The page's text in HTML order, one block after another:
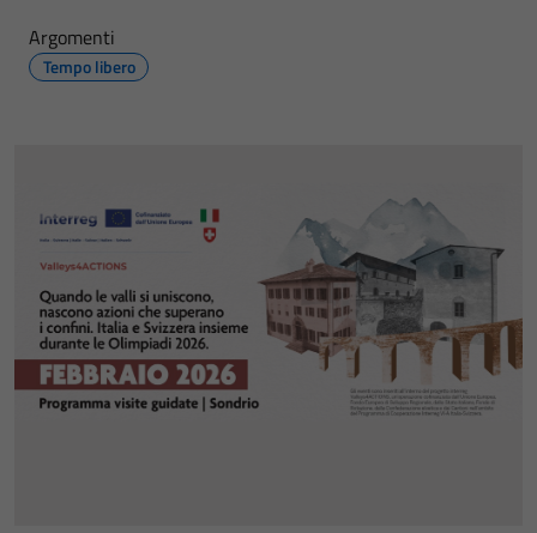
Argomenti
Tempo libero